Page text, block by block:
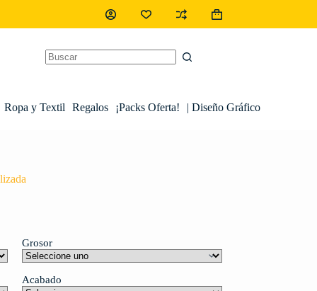
Ropa y Textil Regalos ¡Packs Oferta! | Diseño Gráfico
Grosor
Acabado